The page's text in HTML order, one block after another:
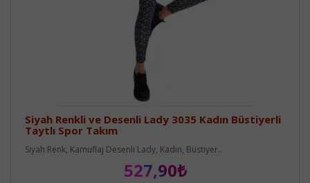
Siyah Renkli ve Desenli Lady 3035 Kadın Büstiyerli
Taytlı Spor Takım
Siyah Renk, Kamuflaj Desenli Lady, Kadın, Büstiyer..
527,90₺